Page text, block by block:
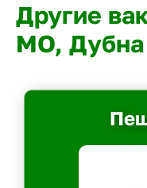
Другие
МО, Дубна